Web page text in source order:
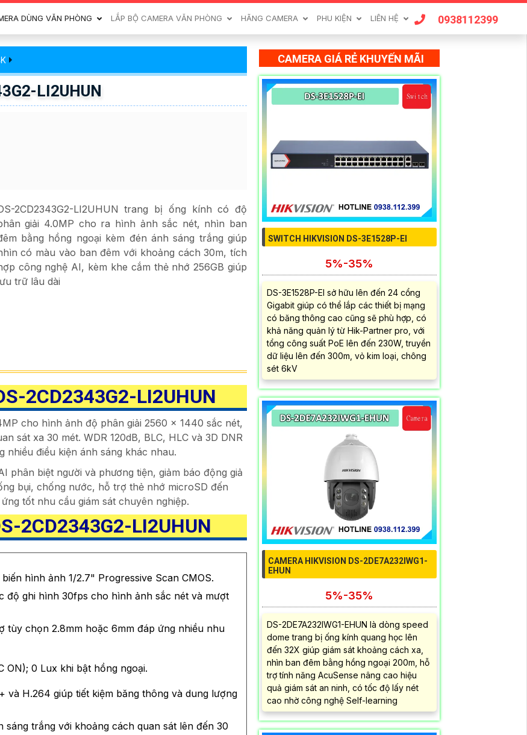
DÙNG VĂN PHÒNG LẮP BỘ CAMERA VĂN PHÒNG HÃNG CAMERA PHU KIỆN LIÊN HỆ 0938112399
LI2UHUN
2CD2343G2-LI2UHUN trang bị ống kính có độ
giải 4.0MP cho ra hình ảnh sắc nét, nhìn ban
bằng hồng ngoại kèm đén ánh sáng trắng giúp
có màu vào ban đêm với khoảng cách 30m, tích
công nghệ AI, kèm khe cắm thẻ nhớ 256GB giúp
trữ lâu dài
2CD2343G2-LI2UHUN
cho hình ảnh độ phân giải 2560 × 1440 sắc nét,
sát xa 30 mét. WDR 120dB, BLC, HLC và 3D DNR
điều kiện ánh sáng khác nhau.
phân biệt người và phương tiện, giảm báo động giả
bụi, chống nước, hỗ trợ thẻ nhớ microSD đến
tốt nhu cầu giám sát chuyên nghiệp.
2CD2343G2-LI2UHUN
hình ảnh 1/2.7" Progressive Scan CMOS.
độ ghi hình 30fps cho hình ảnh sắc nét và mượt
tùy chọn 2.8mm hoặc 6mm đáp ứng nhiều nhu
ON); 0 Lux khi bật hồng ngoại.
và H.264 giúp tiết kiệm băng thông và dung lượng
sáng trắng với khoảng cách quan sát lên đến 30
CAMERA GIÁ RẺ KHUYẾN MÃI
SWITCH HIKVISION DS-3E1528P-EI
5%-35%
DS-3E1528P-EI sở hữu lên đến 24 cổng
Gigabit giúp có thể lắp các thiết bị mạng
có băng thông cao cũng sẽ phù hợp, có
khả năng quản lý từ Hik-Partner pro, với
tổng công suất PoE lên đến 230W, truyền
dữ liệu lên đến 300m, vỏ kim loại, chông
sét 6kV
CAMERA HIKVISION DS-2DE7A232IWG1-
EHUN
5%-35%
DS-2DE7A232IWG1-EHUN là dòng speed
dome trang bị ống kính quang học lên
đến 32X giúp giám sát khoảng cách xa,
nhìn ban đêm bằng hồng ngoại 200m, hỗ
trợ tính năng AcuSense nâng cao hiệu
quả giám sát an ninh, có tốc độ lấy nét
cao nhờ công nghệ Self-learning